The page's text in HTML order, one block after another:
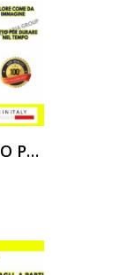
Tessuto Al Metro GRIGIO Per Tappezzeria Arredo Vellutino Per Divani E Poltrone